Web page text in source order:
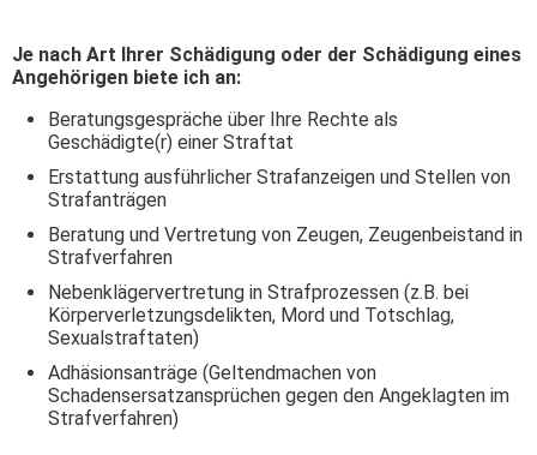
Je nach Art Ihrer Schädigung oder der Schädigung eines
Angehörigen biete ich an:
Beratungsgespräche über Ihre Rechte als
Geschädigte(r) einer Straftat
Erstattung ausführlicher Strafanzeigen und Stellen von
Strafanträgen
Beratung und Vertretung von Zeugen, Zeugenbeistand in
Strafverfahren
Nebenklägervertretung in Strafprozessen (z.B. bei
Körperverletzungsdelikten, Mord und Totschlag,
Sexualstraftaten)
Adhäsionsanträge (Geltendmachen von
Schadensersatzansprüchen gegen den Angeklagten im
Strafverfahren)